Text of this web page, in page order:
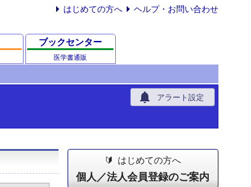
はじめての方へ ヘルプ・お問い合わせ
ブックセンター
医学書通販
notifications アラート設定
はじめての方へ
個人／法人会員登録のご案内